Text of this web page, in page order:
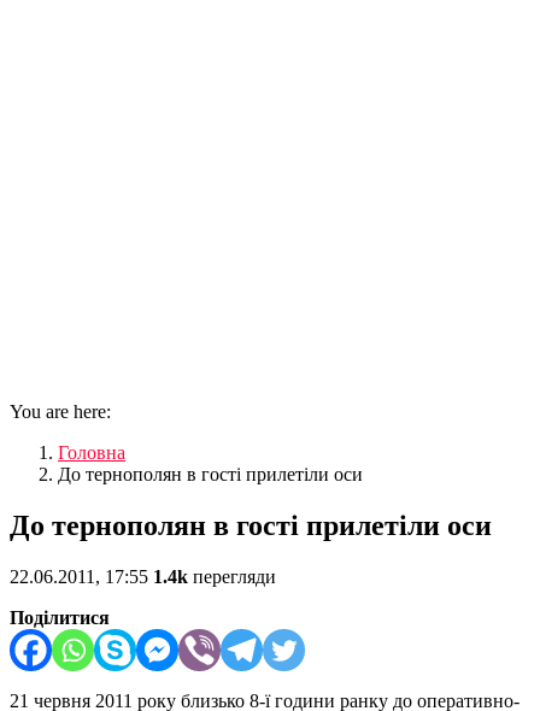
You are here:
Головна
До тернополян в гості прилетіли оси
До тернополян в гості прилетіли оси
22.06.2011, 17:55 1.4k перегляди
Поділитися
21 червня 2011 року близько 8-ї години ранку до оперативно-